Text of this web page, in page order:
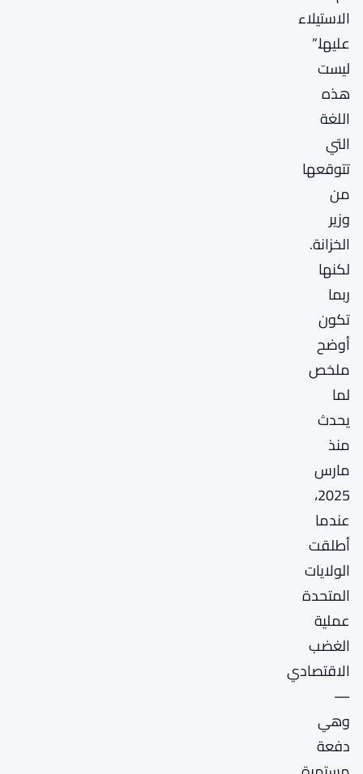
الاستيلاء
عليها.”
ليست
هذه
اللغة
التي
تتوقعها
من
وزير
الخزانة.
لكنها
ربما
تكون
أوضح
ملخص
لما
يحدث
منذ
مارس
2025،
عندما
أطلقت
الولايات
المتحدة
عملية
الغضب
الاقتصادي
—
وهي
دفعة